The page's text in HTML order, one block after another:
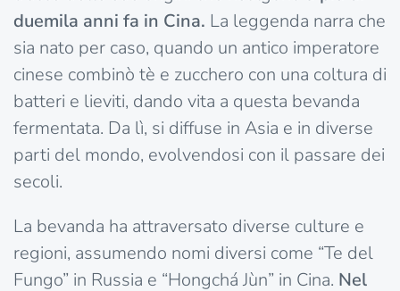
duemila anni fa in Cina. La leggenda narra che
sia nato per caso, quando un antico imperatore
cinese combinò tè e zucchero con una coltura di
batteri e lieviti, dando vita a questa bevanda
fermentata. Da lì, si diffuse in Asia e in diverse
parti del mondo, evolvendosi con il passare dei
secoli.
La bevanda ha attraversato diverse culture e
regioni, assumendo nomi diversi come “Te del
Fungo” in Russia e “Hongchá Jùn” in Cina. Nel